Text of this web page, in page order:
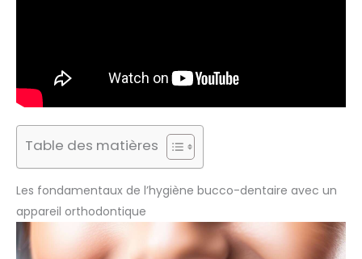
Table des matières
Les fondamentaux de l’hygiène bucco-dentaire avec un
appareil orthodontique